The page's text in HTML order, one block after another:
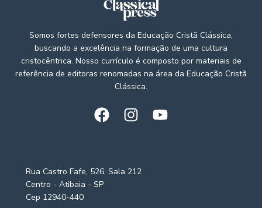
Somos fortes defensores da Educação Cristã Clássica,
buscando a excelência na formação de uma cultura
cristocêntrica. Nosso currículo é composto por materiais de
referência de editoras renomadas na área da Educação Cristã
Clássica.
Rua Castro Fafe, 526, Sala 212
Centro - Atibaia - SP
Cep 12940-440